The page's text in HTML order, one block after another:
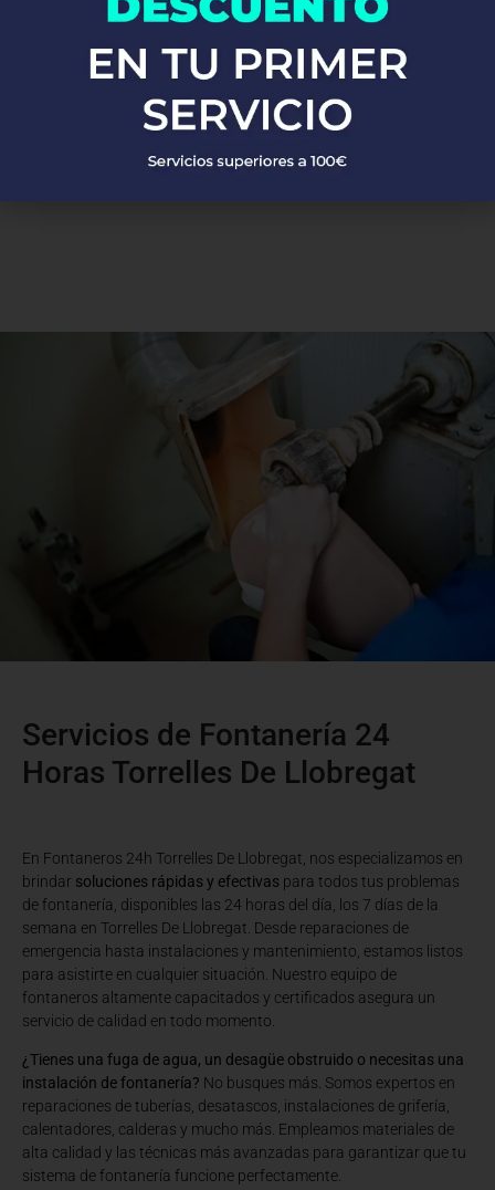
En Fontaneros 24h en Torrelles De Llobregat
nos enorgullecemos
siempre ofrecemos un servicio excelente. ¡Si buscas fontaneros
cerca de mí, no busques más!
Servicios de Fontanería 24
Horas Torrelles De Llobregat
En Fontaneros 24h Torrelles De Llobregat , nos especializamos en
brindar soluciones rápidas y efectivas para todos tus problemas
de fontanería, disponibles las 24 horas del día, los 7 días de la
semana en Torrelles De Llobregat. Desde reparaciones de
emergencia hasta instalaciones y mantenimiento, estamos listos
para asistirte en cualquier situación. Nuestro equipo de
fontaneros altamente capacitados y certificados asegura un
servicio de calidad en todo momento.
¿Tienes una fuga de agua, un desagüe obstruido o necesitas una
instalación de fontanería? No busques más. Somos expertos en
reparaciones de tuberías, desatascos, instalaciones de grifería,
calentadores, calderas y mucho más. Empleamos materiales de
alta calidad y las técnicas más avanzadas para garantizar que tu
sistema de fontanería funcione perfectamente.